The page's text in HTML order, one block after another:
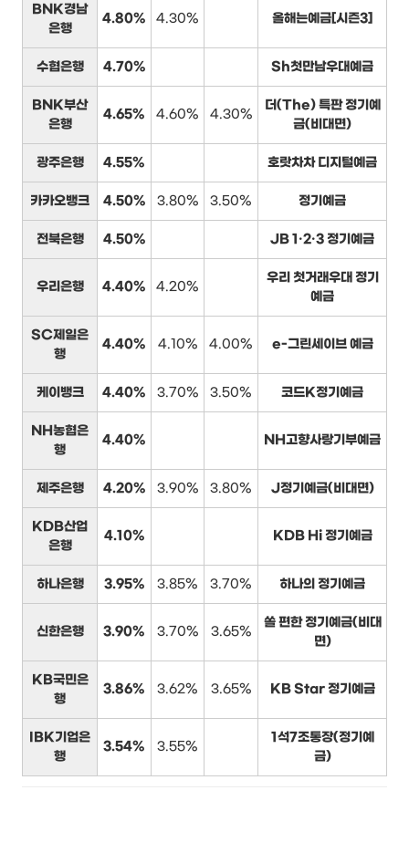
BNK경남
은행
4.80% 4.30% 올해는예금[시즌3]
수협은행 4.70% Sh첫만남우대예금
BNK부산
은행
4.65% 4.60% 4.30%
더(The) 특판 정기예
금(비대면)
광주은행 4.55% 호랏차차 디지털예금
카카오뱅크 4.50% 3.80% 3.50% 정기예금
전북은행 4.50% JB 1·2·3 정기예금
우리은행 4.40% 4.20%
우리 첫거래우대 정기
예금
SC제일은
행
4.40% 4.10% 4.00% e-그린세이브 예금
케이뱅크 4.40% 3.70% 3.50% 코드K정기예금
NH농협은
행
4.40% NH고향사랑기부예금
제주은행 4.20% 3.90% 3.80% J정기예금(비대면)
KDB산업
은행
4.10% KDB Hi 정기예금
하나은행 3.95% 3.85% 3.70% 하나의 정기예금
신한은행 3.90% 3.70% 3.65%
쏠 편한 정기예금(비대
면)
KB국민은
행
3.86% 3.62% 3.65% KB Star 정기예금
IBK기업은
행
3.54% 3.55%
1석7조통장(정기예
금)